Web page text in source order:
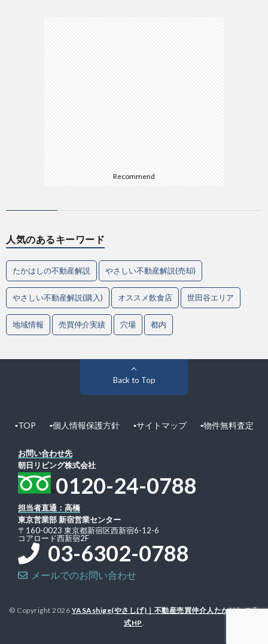
Recommend
人気のあるキーワード
たかはしの不動産解説 やさしい不動産解説(売却)
やさしい不動産解説(購入) オススメ飲食店 世田谷エリア
地域情報 売買仲介実績 穴場 都内
Back to Top
▪︎TOP ▪︎個人情報保護方針 ▪︎サイトマップ ▪︎物件無料査定
お問い合わせ先
朝日リビング株式会社
0120-24-0788
担当者直通：高橋
東京営業部 新宿営業センター
〒160-0023 東京都新宿区西新宿6-12-6
コアロード西新宿2F
03-6302-0788
メールでのお問い合わせ
© Copyright 2026 YASAshige(やさしげ)｜不動産売買仲介人たかはしの公
式HP.